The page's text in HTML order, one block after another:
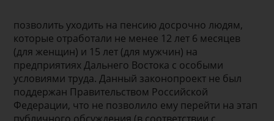
позволить уходить на пенсию досрочно людям,
которые отработали не менее 12 лет 6 месяцев
(для женщин) и 15 лет (для мужчин) на
предприятиях Дальнего Востока с особыми
условиями труда. Данный законопроект не был
поддержан Правительством Российской
Федерации, что не позволило ему перейти на этап